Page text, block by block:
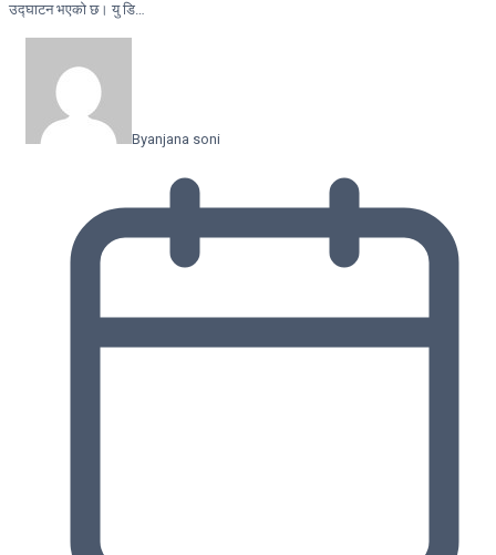
उद्घाटन भएको छ। यु डि…
Byanjana soni